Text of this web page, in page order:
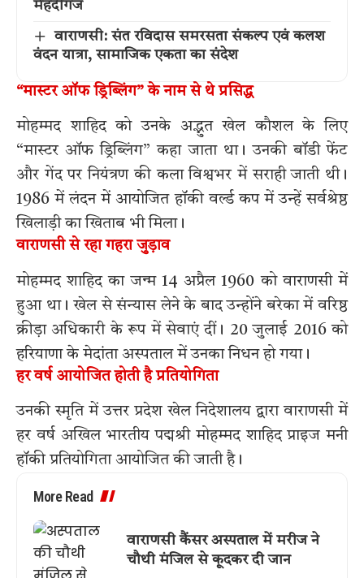
मेहंदीगंज
वाराणसी: संत रविदास समरसता संकल्प एवं कलश
वंदन यात्रा, सामाजिक एकता का संदेश
“मास्टर ऑफ ड्रिब्लिंग” के नाम से थे प्रसिद्ध
मोहम्मद शाहिद को उनके अद्भुत खेल कौशल के लिए
“मास्टर ऑफ ड्रिब्लिंग” कहा जाता था। उनकी बॉडी फेंट
और गेंद पर नियंत्रण की कला विश्वभर में सराही जाती थी।
1986 में लंदन में आयोजित हॉकी वर्ल्ड कप में उन्हें सर्वश्रेष्ठ
खिलाड़ी का खिताब भी मिला।
वाराणसी से रहा गहरा जुड़ाव
मोहम्मद शाहिद का जन्म 14 अप्रैल 1960 को वाराणसी में
हुआ था। खेल से संन्यास लेने के बाद उन्होंने बरेका में वरिष्ठ
क्रीड़ा अधिकारी के रूप में सेवाएं दीं। 20 जुलाई 2016 को
हरियाणा के मेदांता अस्पताल में उनका निधन हो गया।
हर वर्ष आयोजित होती है प्रतियोगिता
उनकी स्मृति में उत्तर प्रदेश खेल निदेशालय द्वारा वाराणसी में
हर वर्ष अखिल भारतीय पद्मश्री मोहम्मद शाहिद प्राइज मनी
हॉकी प्रतियोगिता आयोजित की जाती है।
More Read
वाराणसी कैंसर अस्पताल में मरीज ने
चौथी मंजिल से कूदकर दी जान